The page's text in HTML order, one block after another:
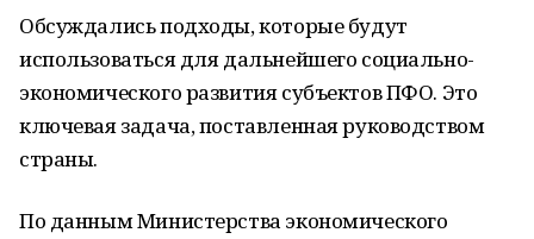
Обсуждались подходы, которые будут
использоваться для дальнейшего социально-
экономического развития субъектов ПФО. Это
ключевая задача, поставленная руководством
страны.
По данным Министерства экономического